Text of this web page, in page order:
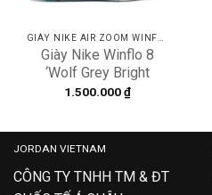
Giày Nike Winflo 8
‘Wolf Grey Bright
Crimson’ CW3419-004
1.500.000₫
JORDAN VIETNAM
CÔNG TY TNHH TM & ĐT